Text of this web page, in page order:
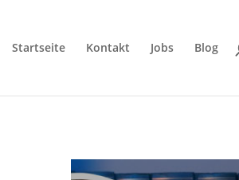
Startseite Kontakt Jobs Blog